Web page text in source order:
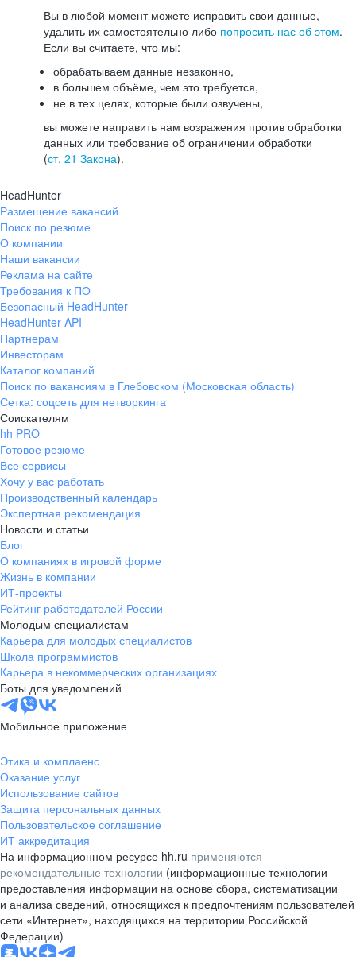
Вы в любой момент можете исправить свои данные,
удалить их самостоятельно либо попросить нас об этом.
Если вы считаете, что мы:
обрабатываем данные незаконно,
в большем объёме, чем это требуется,
не в тех целях, которые были озвучены,
вы можете направить нам возражения против обработки
данных или требование об ограничении обработки
(ст. 21 Закона).
HeadHunter
Размещение вакансий
Поиск по резюме
О компании
Наши вакансии
Реклама на сайте
Требования к ПО
Безопасный HeadHunter
HeadHunter API
Партнерам
Инвесторам
Каталог компаний
Поиск по вакансиям в Глебовском (Московская область)
Сетка: соцсеть для нетворкинга
Соискателям
hh PRO
Готовое резюме
Все сервисы
Хочу у вас работать
Производственный календарь
Экспертная рекомендация
Новости и статьи
Блог
О компаниях в игровой форме
Жизнь в компании
ИТ-проекты
Рейтинг работодателей России
Молодым специалистам
Карьера для молодых специалистов
Школа программистов
Карьера в некоммерческих организациях
Боты для уведомлений
Мобильное приложение
Этика и комплаенс
Оказание услуг
Использование сайтов
Защита персональных данных
Пользовательское соглашение
ИТ аккредитация
На информационном ресурсе hh.ru применяются
рекомендательные технологии (информационные технологии
предоставления информации на основе сбора, систематизации
и анализа сведений, относящихся к предпочтениям пользователей
сети «Интернет», находящихся на территории Российской
Федерации)